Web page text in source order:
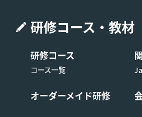
申し出るものとします。
制限事項 日程変更は1回に
た日程を変更したコース
払いいただくものとしま
研修コース・教材
研修コース
コース一覧
オーダーメイド研修